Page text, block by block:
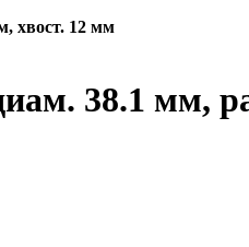
хвост. 12 мм
38.1 мм,